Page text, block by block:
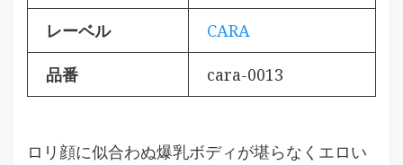
レーベル CARA
品番 cara-0013
ロリ顔に似合わぬ爆乳ボディが堪らなくエロい